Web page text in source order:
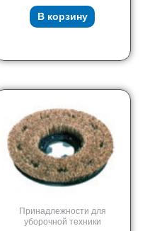
В корзину
Принадлежности для
уборочной техники